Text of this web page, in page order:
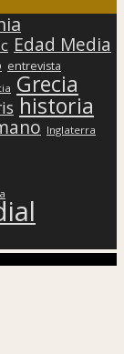
Edad Media
entrevista
Grecia
historia
Inglaterra